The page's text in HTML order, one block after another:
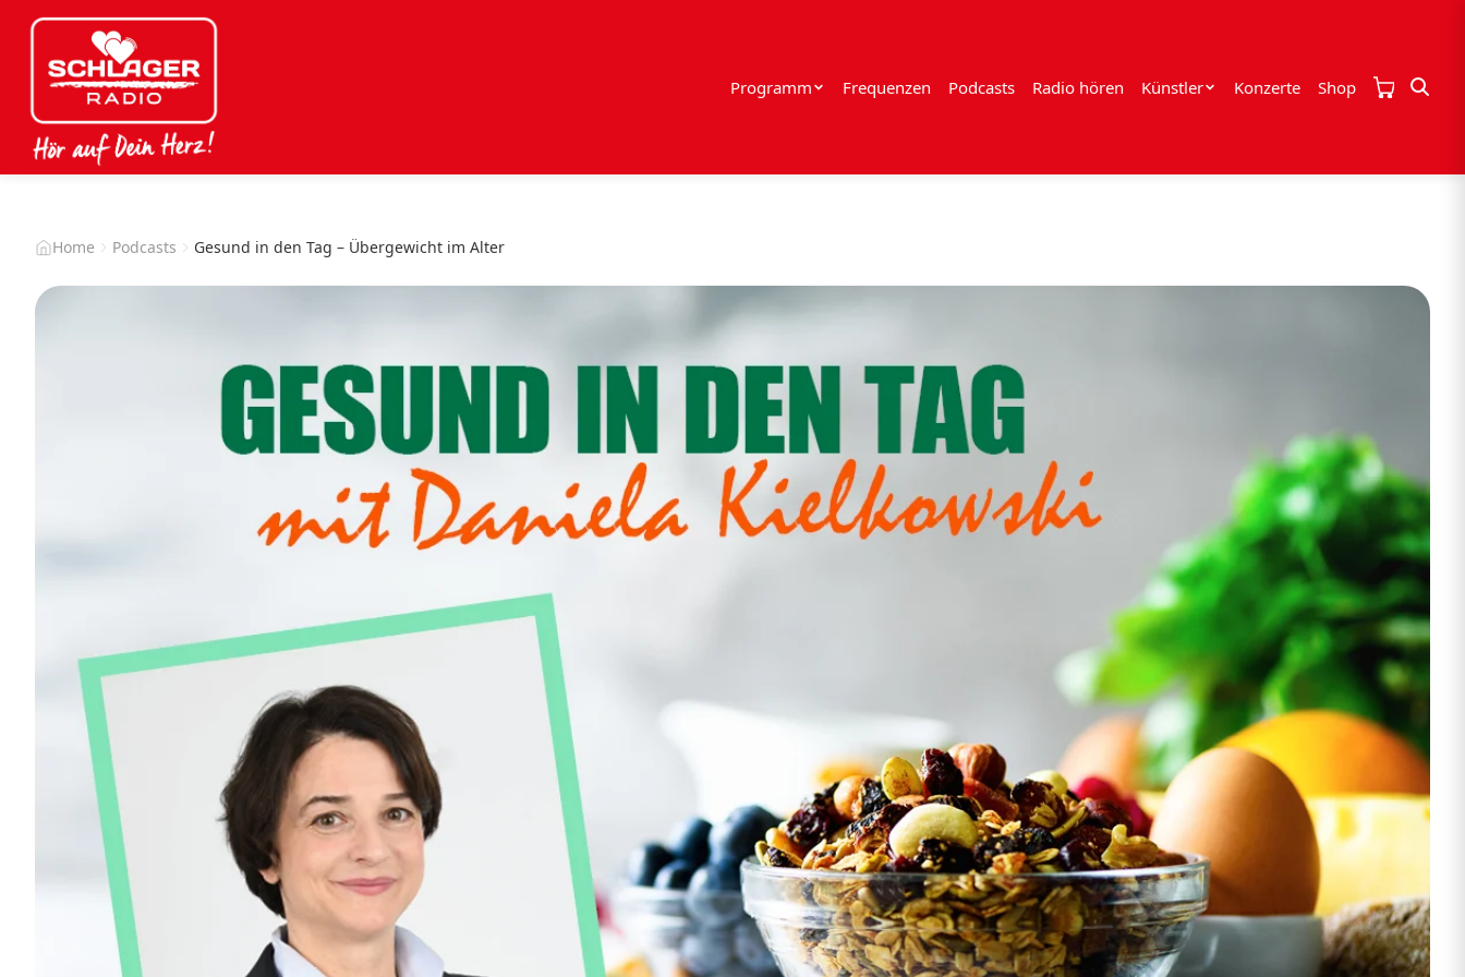
Programm Frequenzen Podcasts Radio hören Künstler Konzerte Shop
Home Podcasts Gesund in den Tag – Übergewicht im Alter